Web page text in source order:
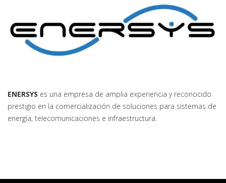
ENERSYS es una empresa de amplia experiencia y reconocido
prestigio en la comercialización de soluciones para sistemas de
energía, telecomunicaciones e infraestructura.